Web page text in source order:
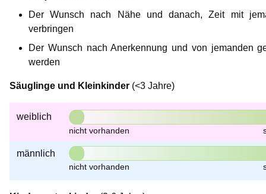
Der Wunsch nach Nähe und danach, Zeit mit
verbringen
Der Wunsch nach Anerkennung und von jemanden
werden
Säuglinge und Kleinkinder (<3 Jahre)
weiblich
männlich